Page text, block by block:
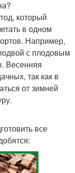
который
в одном
Например,
с плодовым
Весенняя
так как в
от зимней
все